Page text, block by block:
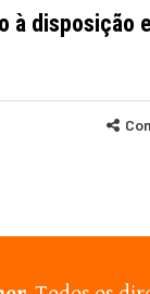
à disposição